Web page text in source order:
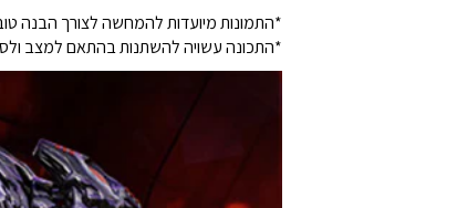
*התמונות מיועדות להמחשה לצורך הבנה
*התכונה עשויה להשתנות בהתאם למצב